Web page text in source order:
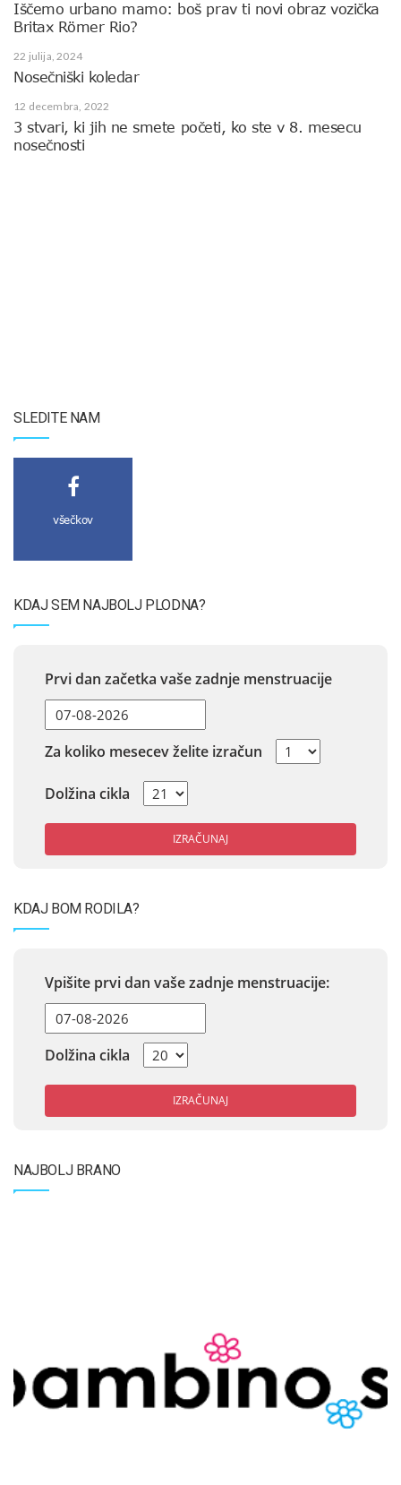
Iščemo urbano mamo: boš prav ti novi obraz vozička
Britax Römer Rio?
22 julija, 2024
Nosečniški koledar
12 decembra, 2022
3 stvari, ki jih ne smete početi, ko ste v 8. mesecu
nosečnosti
SLEDITE NAM
všečkov
KDAJ SEM NAJBOLJ PLODNA?
Prvi dan začetka vaše zadnje menstruacije
Za koliko mesecev želite izračun
Dolžina cikla
IZRAČUNAJ
KDAJ BOM RODILA?
Vpišite prvi dan vaše zadnje menstruacije:
Dolžina cikla
IZRAČUNAJ
NAJBOLJ BRANO